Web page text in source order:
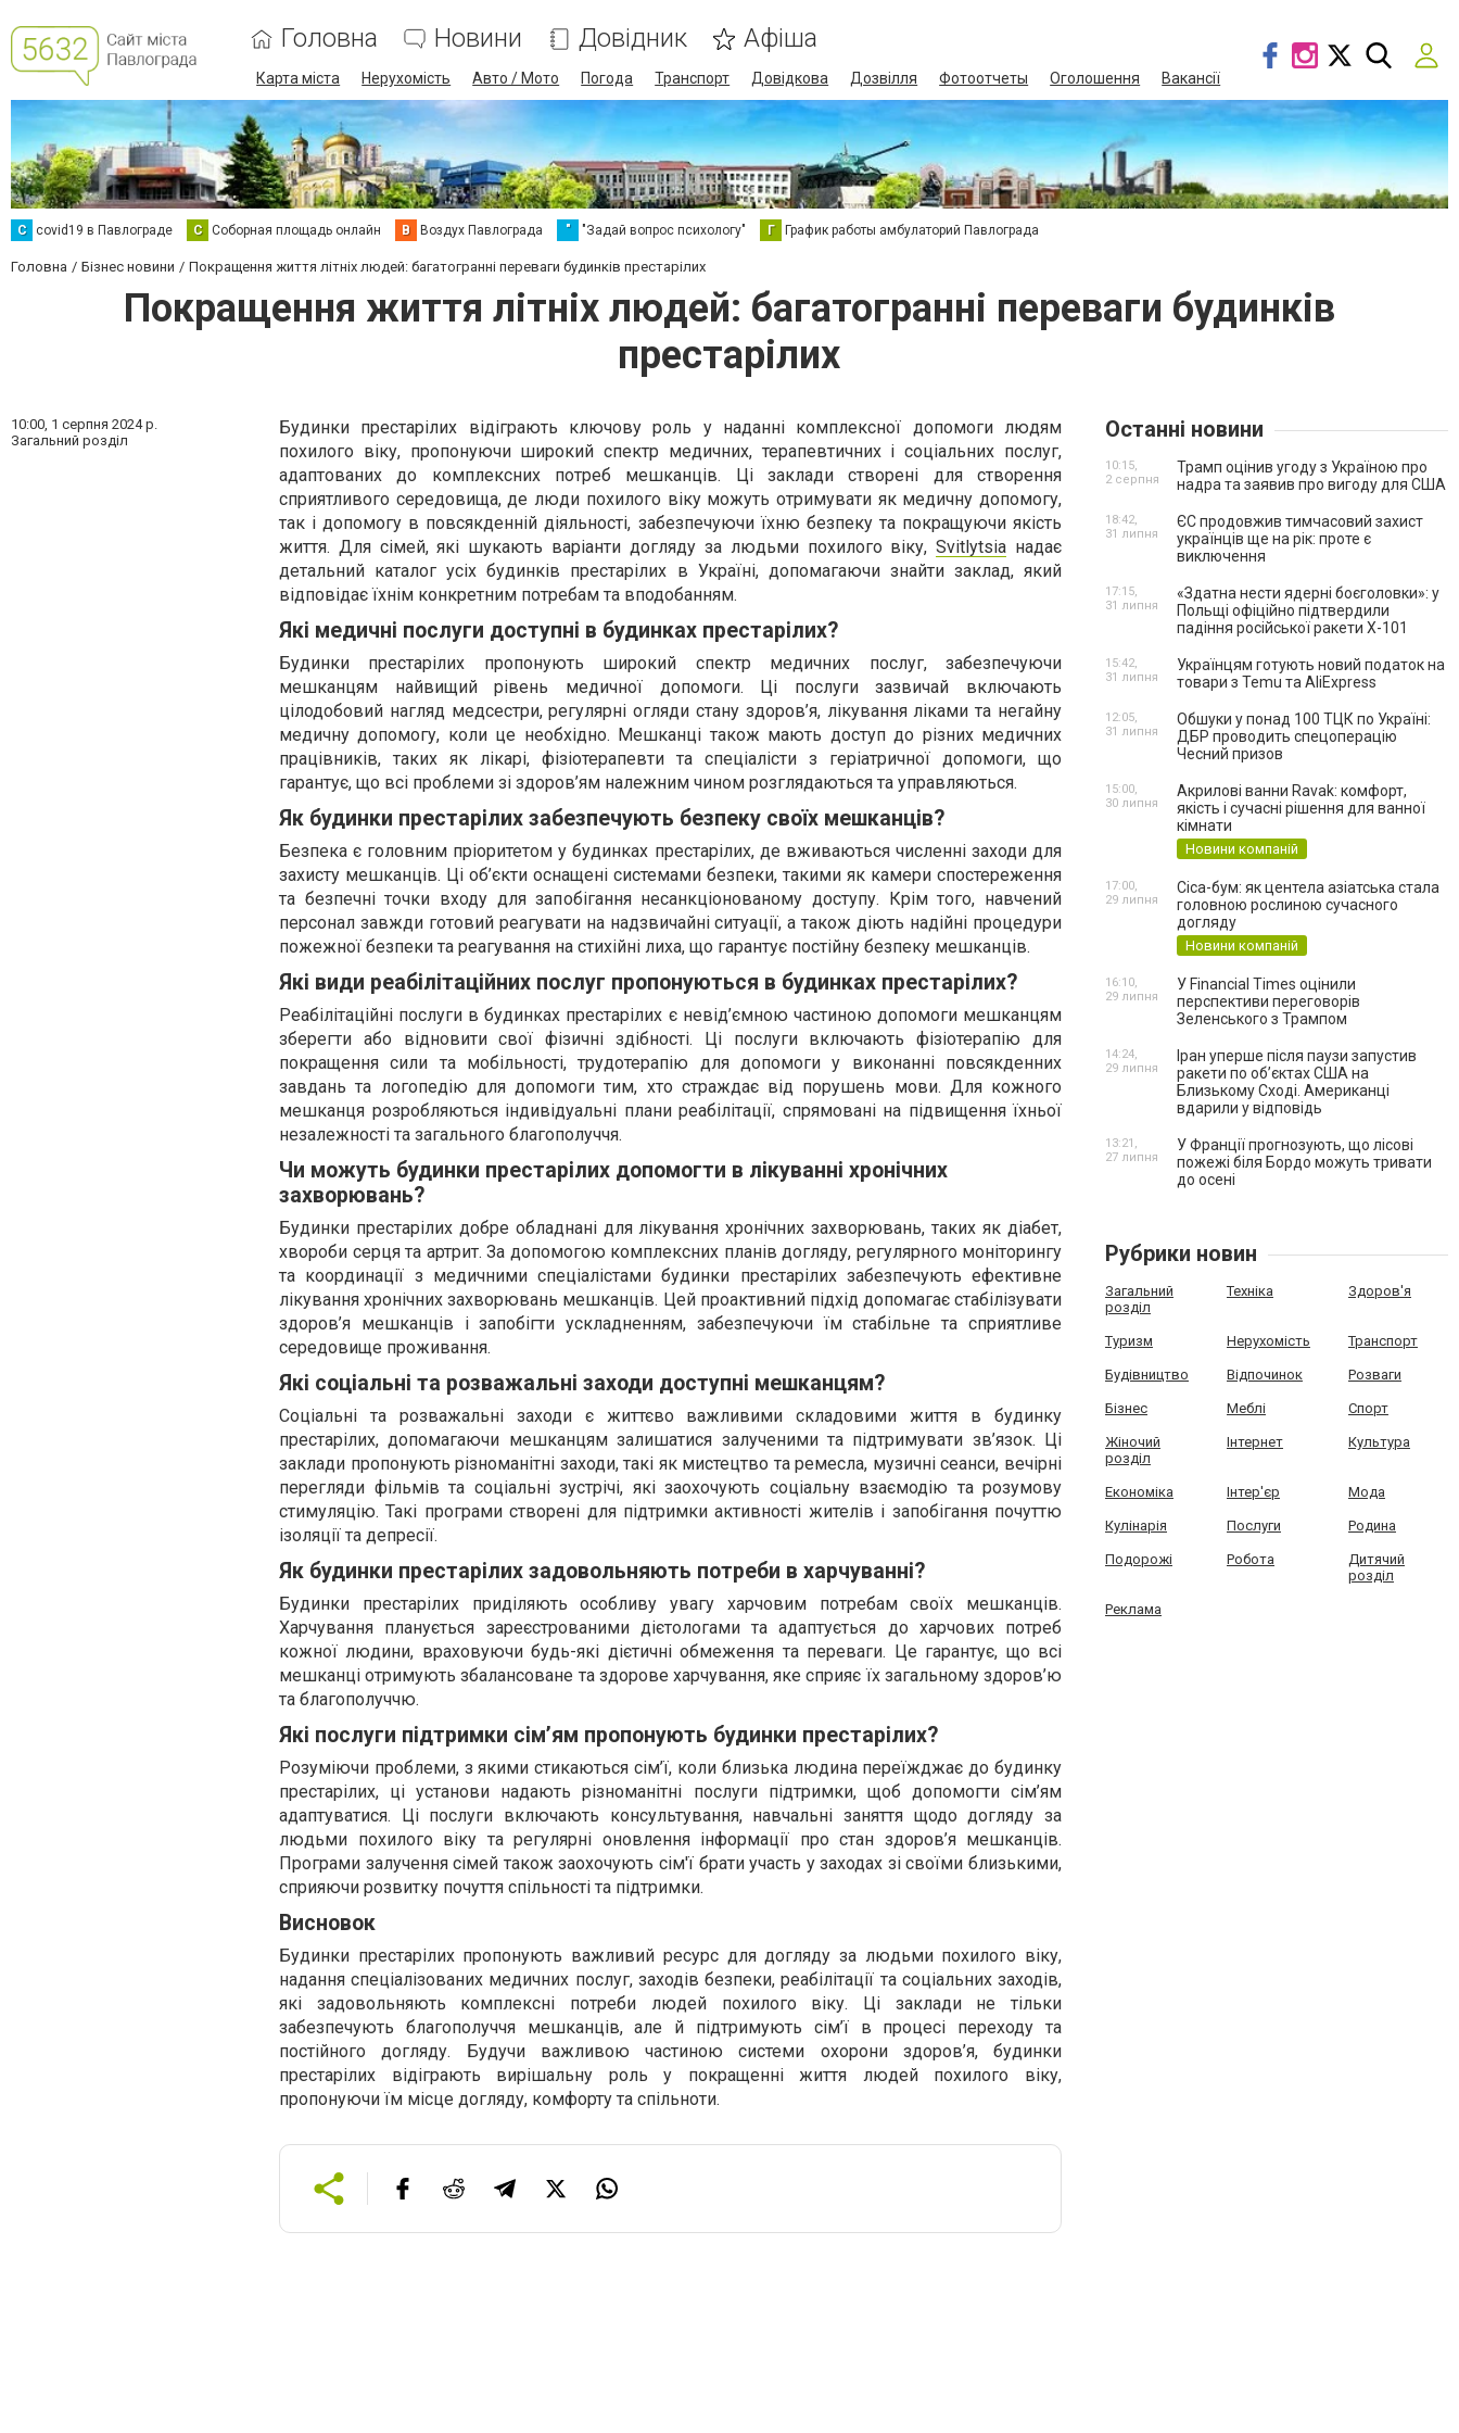
Головна Новини Довідник Афіша
Карта міста Нерухомість Авто / Мото Погода Транспорт Довідкова Дозвілля Фотоотчеты Оголошення Вакансії
C covid19 в Павлограде С Соборная площадь онлайн В Воздух Павлограда " "Задай вопрос психологу" Г График работы амбулаторий Павлограда
Головна Бізнес новини Покращення життя літніх людей: багатогранні переваги будинків престарілих
Покращення життя літніх людей: багатогранні переваги будинків
престарілих
10:00, 1 серпня 2024 р.
Загальний розділ
Будинки престарілих відіграють ключову роль у наданні комплексної допомоги людям
похилого віку, пропонуючи широкий спектр медичних, терапевтичних і соціальних послуг,
адаптованих до комплексних потреб мешканців. Ці заклади створені для створення
сприятливого середовища, де люди похилого віку можуть отримувати як медичну допомогу,
так і допомогу в повсякденній діяльності, забезпечуючи їхню безпеку та покращуючи якість
життя. Для сімей, які шукають варіанти догляду за людьми похилого віку,Svitlytsia надає
детальний каталог усіх будинків престарілих в Україні, допомагаючи знайти заклад, який
відповідає їхнім конкретним потребам та вподобанням.
Які медичні послуги доступні в будинках престарілих?
Будинки престарілих пропонують широкий спектр медичних послуг, забезпечуючи
мешканцям найвищий рівень медичної допомоги. Ці послуги зазвичай включають
цілодобовий нагляд медсестри, регулярні огляди стану здоров’я, лікування ліками та негайну
медичну допомогу, коли це необхідно. Мешканці також мають доступ до різних медичних
працівників, таких як лікарі, фізіотерапевти та спеціалісти з геріатричної допомоги, що
гарантує, що всі проблеми зі здоров’ям належним чином розглядаються та управляються.
Як будинки престарілих забезпечують безпеку своїх мешканців?
Безпека є головним пріоритетом у будинках престарілих, де вживаються численні заходи для
захисту мешканців. Ці об’єкти оснащені системами безпеки, такими як камери спостереження
та безпечні точки входу для запобігання несанкціонованому доступу. Крім того, навчений
персонал завжди готовий реагувати на надзвичайні ситуації, а також діють надійні процедури
пожежної безпеки та реагування на стихійні лиха, що гарантує постійну безпеку мешканців.
Які види реабілітаційних послуг пропонуються в будинках престарілих?
Реабілітаційні послуги в будинках престарілих є невід’ємною частиною допомоги мешканцям
зберегти або відновити свої фізичні здібності. Ці послуги включають фізіотерапію для
покращення сили та мобільності, трудотерапію для допомоги у виконанні повсякденних
завдань та логопедію для допомоги тим, хто страждає від порушень мови. Для кожного
мешканця розробляються індивідуальні плани реабілітації, спрямовані на підвищення їхньої
незалежності та загального благополуччя.
Чи можуть будинки престарілих допомогти в лікуванні хронічних
захворювань?
Будинки престарілих добре обладнані для лікування хронічних захворювань, таких як діабет,
хвороби серця та артрит. За допомогою комплексних планів догляду, регулярного моніторингу
та координації з медичними спеціалістами будинки престарілих забезпечують ефективне
лікування хронічних захворювань мешканців. Цей проактивний підхід допомагає стабілізувати
здоров’я мешканців і запобігти ускладненням, забезпечуючи їм стабільне та сприятливе
середовище проживання.
Які соціальні та розважальні заходи доступні мешканцям?
Соціальні та розважальні заходи є життєво важливими складовими життя в будинку
престарілих, допомагаючи мешканцям залишатися залученими та підтримувати зв’язок. Ці
заклади пропонують різноманітні заходи, такі як мистецтво та ремесла, музичні сеанси, вечірні
перегляди фільмів та соціальні зустрічі, які заохочують соціальну взаємодію та розумову
стимуляцію. Такі програми створені для підтримки активності жителів і запобігання почуттю
ізоляції та депресії.
Як будинки престарілих задовольняють потреби в харчуванні?
Будинки престарілих приділяють особливу увагу харчовим потребам своїх мешканців.
Харчування планується зареєстрованими дієтологами та адаптується до харчових потреб
кожної людини, враховуючи будь-які дієтичні обмеження та переваги. Це гарантує, що всі
мешканці отримують збалансоване та здорове харчування, яке сприяє їх загальному здоров’ю
та благополуччю.
Які послуги підтримки сім’ям пропонують будинки престарілих?
Розуміючи проблеми, з якими стикаються сім’ї, коли близька людина переїжджає до будинку
престарілих, ці установи надають різноманітні послуги підтримки, щоб допомогти сім’ям
адаптуватися. Ці послуги включають консультування, навчальні заняття щодо догляду за
людьми похилого віку та регулярні оновлення інформації про стан здоров’я мешканців.
Програми залучення сімей також заохочують сім'ї брати участь у заходах зі своїми близькими,
сприяючи розвитку почуття спільності та підтримки.
Висновок
Будинки престарілих пропонують важливий ресурс для догляду за людьми похилого віку,
надання спеціалізованих медичних послуг, заходів безпеки, реабілітації та соціальних заходів,
які задовольняють комплексні потреби людей похилого віку. Ці заклади не тільки
забезпечують благополуччя мешканців, але й підтримують сім’ї в процесі переходу та
постійного догляду. Будучи важливою частиною системи охорони здоров’я, будинки
престарілих відіграють вирішальну роль у покращенні життя людей похилого віку,
пропонуючи їм місце догляду, комфорту та спільноти.
Останні новини
Трамп оцінив угоду з Україною про
надра та заявив про вигоду для США
10:15,
2 серпня
ЄС продовжив тимчасовий захист
українців ще на рік: проте є
виключення
18:42,
31 липня
«Здатна нести ядерні боєголовки»: у
Польщі офіційно підтвердили
падіння російської ракети Х-101
17:15,
31 липня
Українцям готують новий податок на
товари з Temu та AliExpress
15:42,
31 липня
Обшуки у понад 100 ТЦК по Україні:
ДБР проводить спецоперацію
Чесний призов
12:05,
31 липня
Акрилові ванни Ravak: комфорт,
якість і сучасні рішення для ванної
кімнати
Новини компаній
15:00,
30 липня
Cica-бум: як центела азіатська стала
головною рослиною сучасного
догляду
Новини компаній
17:00,
29 липня
У Financial Times оцінили
перспективи переговорів
Зеленського з Трампом
16:10,
29 липня
Іран уперше після паузи запустив
ракети по обʼєктах США на
Близькому Сході. Американці
вдарили у відповідь
14:24,
29 липня
У Франції прогнозують, що лісові
пожежі біля Бордо можуть тривати
до осені
13:21,
27 липня
Рубрики новин
Загальний
розділ
Техніка Здоров'я
Туризм Нерухомість Транспорт
Будівництво Відпочинок Розваги
Бізнес Меблі Спорт
Жіночий
розділ
Інтернет Культура
Економіка Інтер'єр Мода
Кулінарія Послуги Родина
Подорожі Робота
Дитячий
розділ
Реклама